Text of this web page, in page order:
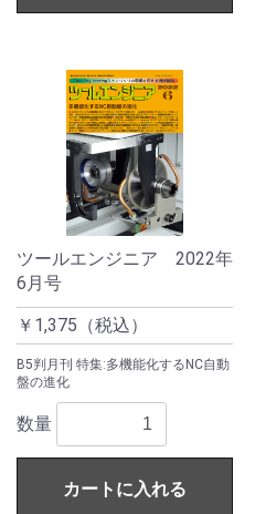
ツールエンジニア 2022年
6月号
￥1,375（税込）
B5判月刊 特集:多機能化するNC自動
盤の進化
数量
カートに入れる